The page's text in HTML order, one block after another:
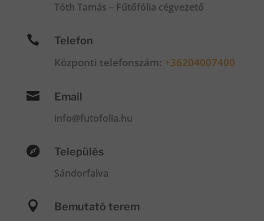
Tóth Tamás – Fűtőfólia cégvezető
 Telefon
Központi telefonszám: +36204007400
 Email
info@futofolia.hu
 Település
Sándorfalva
 Bemutató terem